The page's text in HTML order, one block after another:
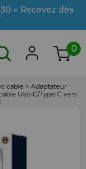
= Recevez dès
0
cable > Adaptateur
Usb-C/Type C vers